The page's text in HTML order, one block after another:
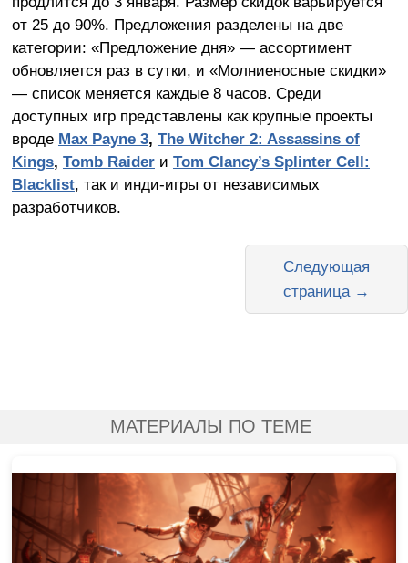
от 25 до 90%. Предложения разделены на две
категории: «Предложение дня» — ассортимент
обновляется раз в сутки, и «Молниеносные скидки»
— список меняется каждые 8 часов. Среди
доступных игр представлены как крупные проекты
вроде Max Payne 3, The Witcher 2: Assassins of
Kings, Tomb Raiderи Tom Clancy’s Splinter Cell:
Blacklist, так и инди-игры от независимых
разработчиков.
Следующая
страница →
МАТЕРИАЛЫ ПО ТЕМЕ